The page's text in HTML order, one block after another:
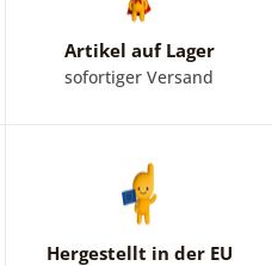
Artikel auf Lager
sofortiger Versand
Hergestellt in der EU